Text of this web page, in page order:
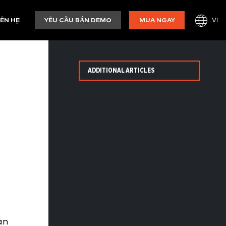
HỆ YÊU CẦU BẢN DEMO MUA NGAY VI
ADDITIONAL ARTICLES